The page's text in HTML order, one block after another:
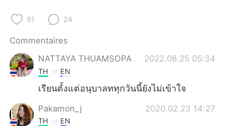
العربية
日本語
Русский
Indonesia Italiano
Türkçe
91 24
Commentaires
NATTAYA THUAMSOPA
2022.08.25 05:34
TH EN
เรียนตั้งแต่อนุบาลททุกวันนี้ยังไม่เข้าใจ
Pakamon_j 2020.02.23 14:27
TH EN